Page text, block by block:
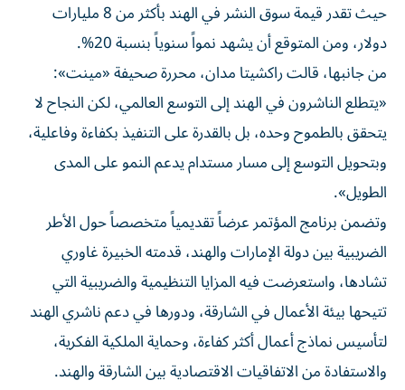
حيث تقدر قيمة سوق النشر في الهند بأكثر من 8 مليارات
دولار، ومن المتوقع أن يشهد نمواً سنوياً بنسبة 20%.
من جانبها، قالت راكشيتا مدان، محررة صحيفة «مينت»:
«يتطلع الناشرون في الهند إلى التوسع العالمي، لكن النجاح لا
يتحقق بالطموح وحده، بل بالقدرة على التنفيذ بكفاءة وفاعلية،
وبتحويل التوسع إلى مسار مستدام يدعم النمو على المدى
الطويل».
وتضمن برنامج المؤتمر عرضاً تقديمياً متخصصاً حول الأطر
الضريبية بين دولة الإمارات والهند، قدمته الخبيرة غاوري
تشادها، واستعرضت فيه المزايا التنظيمية والضريبية التي
تتيحها بيئة الأعمال في الشارقة، ودورها في دعم ناشري الهند
لتأسيس نماذج أعمال أكثر كفاءة، وحماية الملكية الفكرية،
والاستفادة من الاتفاقيات الاقتصادية بين الشارقة والهند.